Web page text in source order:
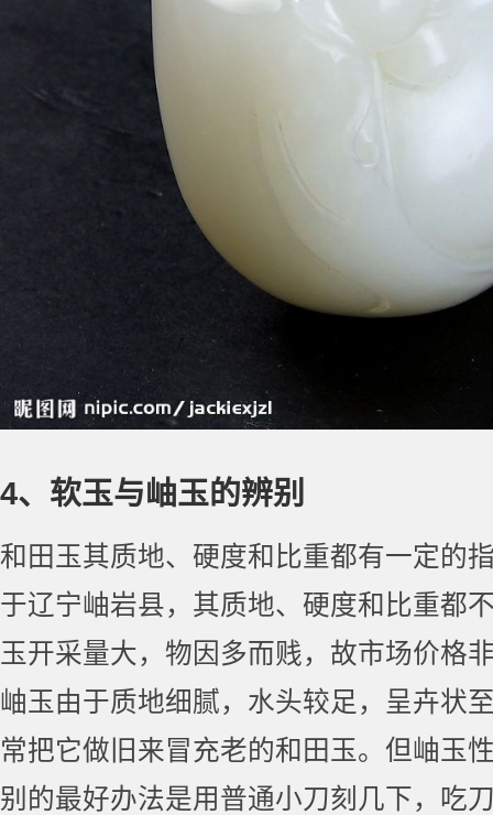
4、软玉与岫玉的辨别
和田玉其质地、硬度和比重都有一定的
于辽宁岫岩县，其质地、硬度和比重都
玉开采量大，物因多而贱，故市场价格
岫玉由于质地细腻，水头较足，呈卉状
常把它做旧来冒充老的和田玉。但岫玉
别的最好办法是用普通小刀刻几下，吃